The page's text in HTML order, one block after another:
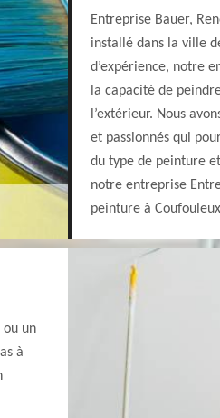
Entreprise Bauer,
installé dans la ville
d’expérience, notre
la capacité de
l’extérieur. Nous
et passionnés qui
du type de peinture
notre entreprise
peinture à
ou un
à